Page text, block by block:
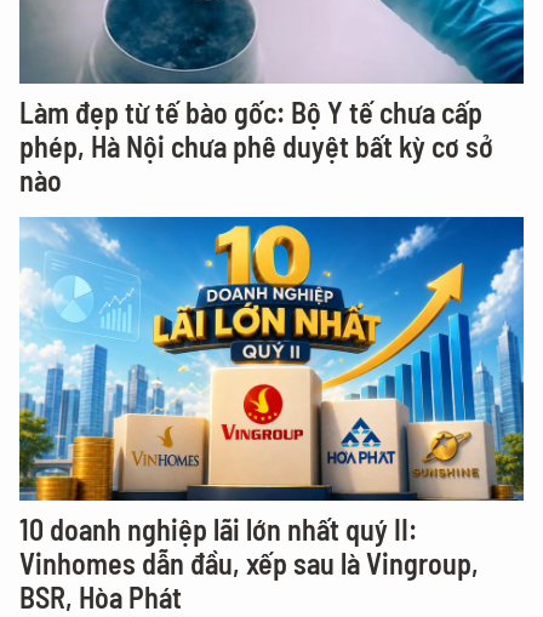
Làm đẹp từ tế bào gốc: Bộ Y tế chưa cấp
phép, Hà Nội chưa phê duyệt bất kỳ cơ sở
nào
10 doanh nghiệp lãi lớn nhất quý II:
Vinhomes dẫn đầu, xếp sau là Vingroup,
BSR, Hòa Phát